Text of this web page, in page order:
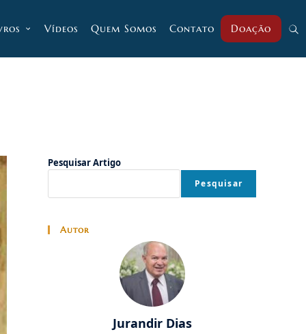
Vídeos Quem Somos Contato Doação
Pesquisar Artigo
Pesquisar
Autor
Jurandir Dias